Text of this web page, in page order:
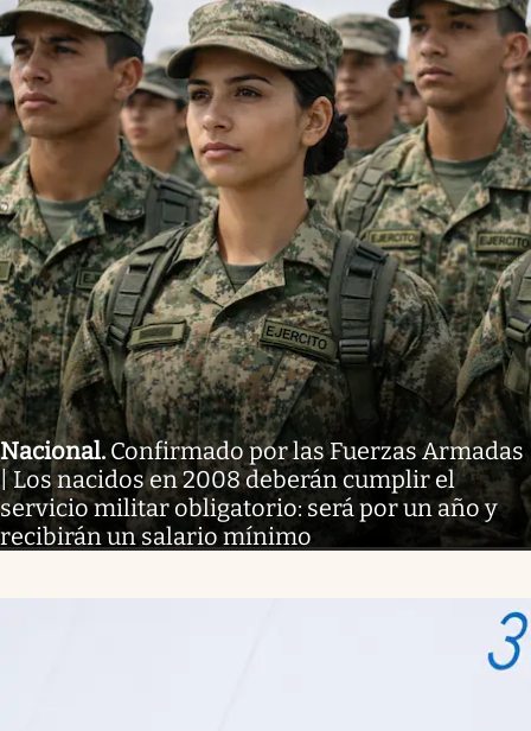
Nacional. Confirmado por las Fuerzas Armadas
| Los nacidos en 2008 deberán cumplir el
servicio militar obligatorio: será por un año y
recibirán un salario mínimo